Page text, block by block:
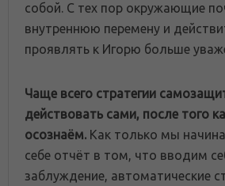
собой. С тех пор окружающие
внутреннюю перемену и
проявлять к Игорю больше
Чаще всего стратегии
действовать сами, после того
осознаём. Как только мы
себе отчёт в том, что вводим
заблуждение, автоматические